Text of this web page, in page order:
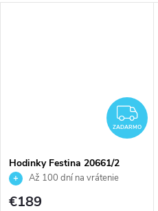
ZADARMO
Hodinky Festina 20661/2
Až 100 dní na vrátenie
tovaru. Autorizovaný predajca.
€189